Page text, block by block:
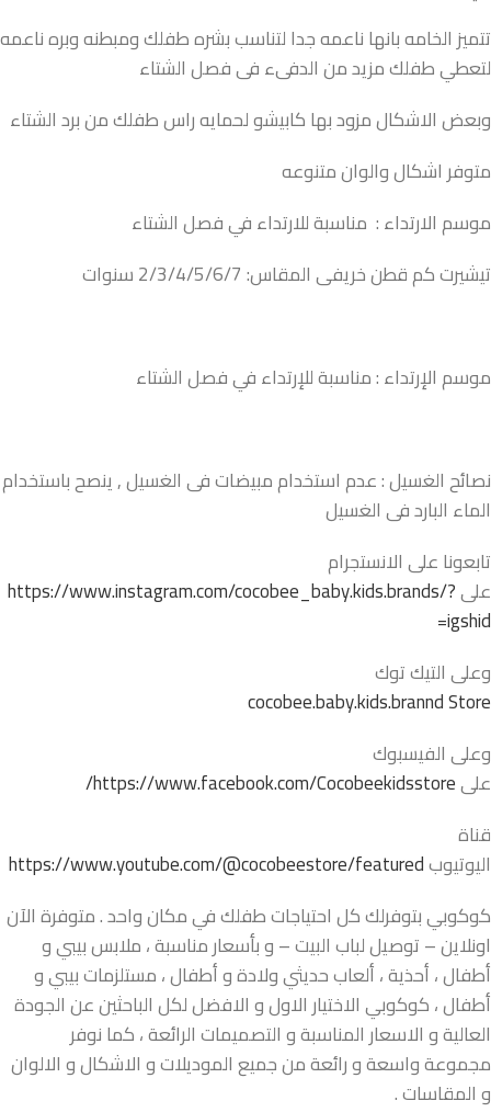
تتميز الخامه بانها ناعمه جدا لتناسب بشره طفلك ومبطنه وبره ناعمه
لتعطي طفلك مزيد من الدفىء فى فصل الشتاء
وبعض الاشكال مزود بها كابيشو لحمايه راس طفلك من برد الشتاء
متوفر اشكال والوان متنوعه
موسم الارتداء : مناسبة للارتداء في فصل الشتاء
تيشيرت كم قطن خريفى المقاس: 2/3/4/5/6/7 سنوات
موسم الإرتداء : مناسبة للإرتداء في فصل الشتاء
نصائح الغسيل : عدم استخدام مبيضات فى الغسيل , ينصح باستخدام
الماء البارد فى الغسيل
تابعونا على الانستجرام
علىhttps://www.instagram.com/cocobee_baby.kids.brands/?
igshid=
وعلى التيك توك
cocobee.baby.kids.brannd Store
وعلى الفيسبوك
علىhttps://www.facebook.com/Cocobeekidsstore/
قناة
اليوتيوبhttps://www.youtube.com/@cocobeestore/featured
كوكوبي بتوفرلك كل احتياجات طفلك في مكان واحد . متوفرة الآن
اونلاين – توصيل لباب البيت – و بأسعار مناسبة ، ملابس بيبي و
أطفال ، أحذية ، ألعاب حديثي ولادة و أطفال ، مستلزمات بيبي و
أطفال ، كوكوبي الاختيار الاول و الافضل لكل الباحثين عن الجودة
العالية و الاسعار المناسبة و التصميمات الرائعة ، كما نوفر
مجموعة واسعة و رائعة من جميع الموديلات و الاشكال و الالوان
و المقاسات .